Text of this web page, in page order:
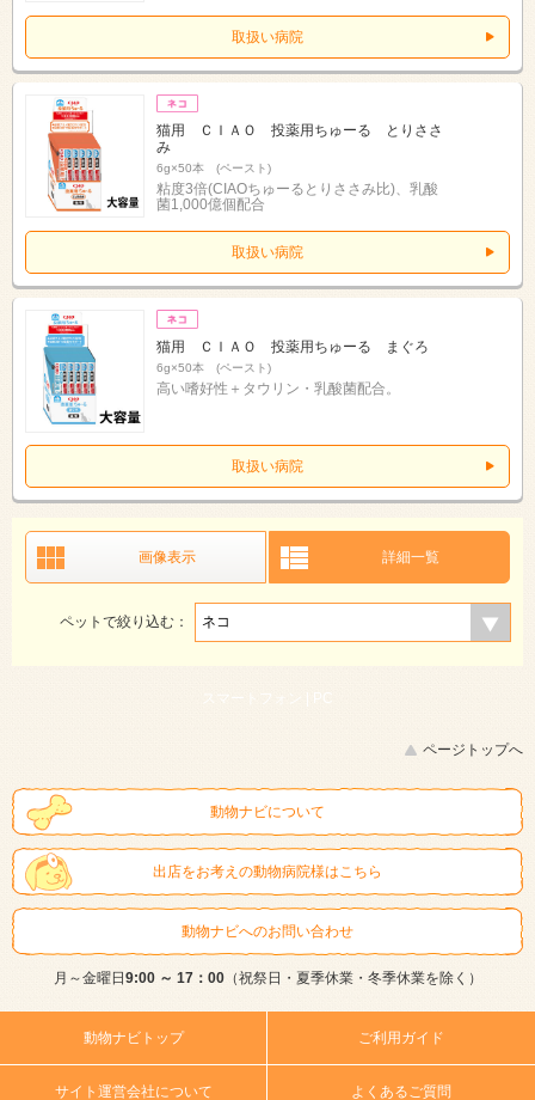
取扱い病院
猫用 ＣＩＡＯ 投薬用ちゅーる とりささ
み
6g×50本 (ペースト)
粘度3倍(CIAOちゅーるとりささみ比)、乳酸
菌1,000億個配合
取扱い病院
猫用 ＣＩＡＯ 投薬用ちゅーる まぐろ
6g×50本 (ペースト)
高い嗜好性＋タウリン・乳酸菌配合。
取扱い病院
画像表示 詳細一覧
ペットで絞り込む：
スマートフォン | PC
ページトップへ
動物ナビについて
出店をお考えの動物病院様はこちら
動物ナビへのお問い合わせ
月～金曜日 9:00 ～ 17：00（祝祭日・夏季休業・冬季休業を除く）
動物ナビトップ ご利用ガイド
サイト運営会社について よくあるご質問